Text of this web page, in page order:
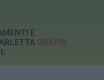
E
GRATIS